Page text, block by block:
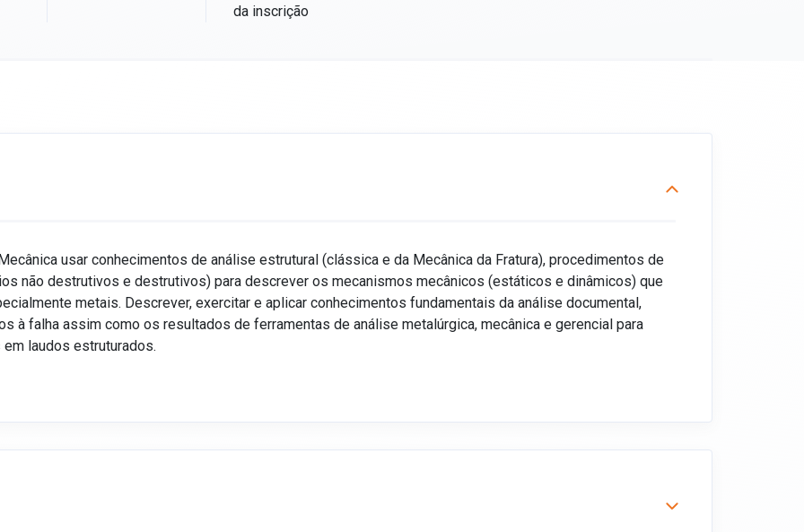
da inscrição
usar conhecimentos de análise estrutural (clássica e da Mecânica da Fratura), procedimentos de
não destrutivos e destrutivos) para descrever os mecanismos mecânicos (estáticos e dinâmicos) que
metais. Descrever, exercitar e aplicar conhecimentos fundamentais da análise documental,
à falha assim como os resultados de ferramentas de análise metalúrgica, mecânica e gerencial para
laudos estruturados.